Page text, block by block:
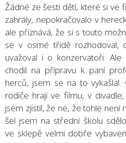
Žádné ze šesti dětí, které si ve
zahrály, nepokračovalo v
ale přiznává, že si s touto
se v osmé třídě rozhodoval,
uvažoval i o konzervatoři.
chodil na přípravu k paní
herců, jsem se na to
rodiče hrají ve filmu, v
jsem zjistil, že ne, že tohle není
šel jsem na střední školu
ve sklepě velmi dobře